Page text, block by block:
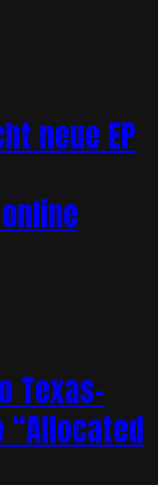
neue EP
Texas-